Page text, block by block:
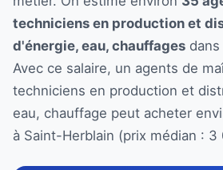
techniciens en production et
d'énergie, eau, chauffages
Avec ce salaire, un agents de
techniciens en production et
eau, chauffage peut acheter
à Saint-Herblain (prix médian : 3